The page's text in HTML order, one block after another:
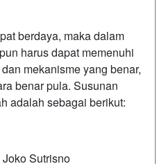
berdaya, maka dalam
harus dapat memenuhi
mekanisme yang benar,
benar pula. Susunan
adalah sebagai berikut:
Joko Sutrisno